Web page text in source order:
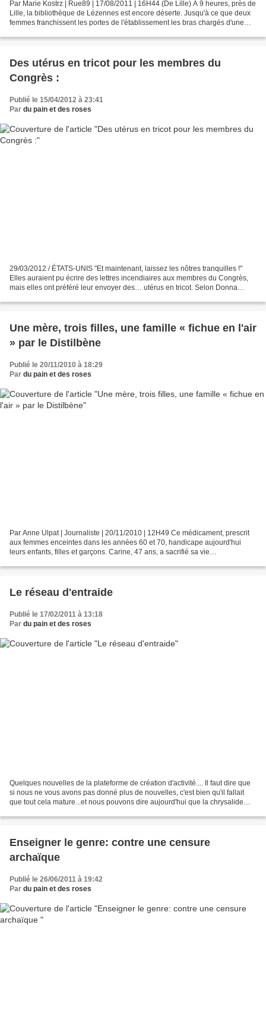
Par Marie Kostrz | Rue89 | 17/08/2011 | 16H44 (De Lille) A 9 heures, près de
Lille, la bibliothèque de Lézennes est encore déserte. Jusqu'à ce que deux
femmes franchissent les portes de l'établissement les bras chargés d'une
Des utérus en tricot pour les membres du
Congrès :
Publié le 15/04/2012 à 23:41
Par du pain et des roses
29/03/2012 / ÉTATS-UNIS "Et maintenant, laissez les nôtres tranquilles !"
Elles auraient pu écrire des lettres incendiaires aux membres du Congrès,
mais elles ont préféré leur envoyer des… utérus en tricot. Selon Donna
Une mère, trois filles, une famille « fichue en l'air
» par le Distilbène
Publié le 20/11/2010 à 18:29
Par du pain et des roses
Par Anne Ulpat | Journaliste | 20/11/2010 | 12H49 Ce médicament, prescrit
aux femmes enceintes dans les années 60 et 70, handicape aujourd'hui
leurs enfants, filles et garçons. Carine, 47 ans, a sacrifié sa vie
Le réseau d'entraide
Publié le 17/02/2011 à 13:18
Par du pain et des roses
Quelques nouvelles de la plateforme de création d'activité.... Il faut dire que
si nous ne vous avons pas donné plus de nouvelles, c'est bien qu'il fallait
que tout cela mature...et nous pouvons dire aujourd'hui que la chrysalide
Enseigner le genre: contre une censure
archaïque
Publié le 26/06/2011 à 19:42
Par du pain et des roses